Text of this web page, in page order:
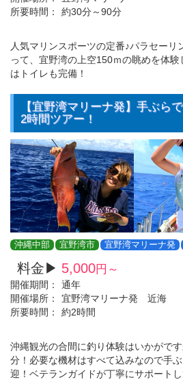
所要時間：
約30分～90分
人気マリンスポーツの定番♪パラセー
って、宜野湾の上空150ｍの眺めを体
はトイレも完備！
【宜野湾マリーナ発】手ぶら
2時間ツアー！
沖縄中部 宜野湾市 宜野湾マリーナ発
料金▶ 5,000円～
開催期間：
通年
開催場所：
宜野湾マリーナ発 近海
所要時間：
約2時間
沖縄観光の合間に釣り体験はいかがで
分！必要な機材はすべて込みなので手
迎！ベテランガイドが丁寧にサポート